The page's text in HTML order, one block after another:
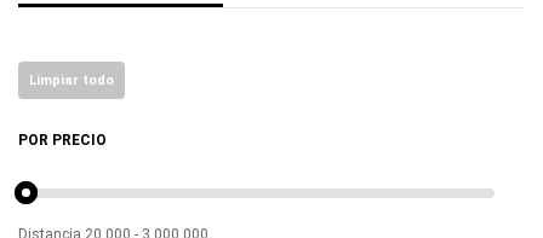
Limpiar todo
POR PRECIO
Distancia 20.000 - 3.000.000